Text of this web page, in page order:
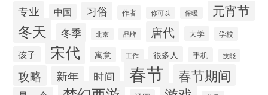
专业 中国 习俗 作者 你可以 保暖 元宵节
冬天 冬季 北京 品牌 唐代 大学 学校
孩子 宋代 寓意 工作 很多人 手机 技能
攻略 新年 时间 春节 春节期间